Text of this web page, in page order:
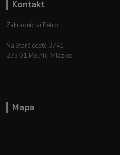
Kontakt
Zahradnictví Petro
Na Staré cestě 3741
276 01 Mělník–Mlazice
Mapa